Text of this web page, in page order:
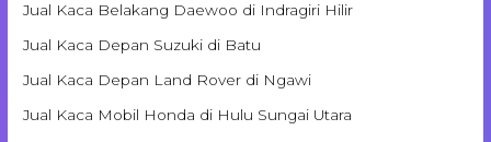
Jual Kaca Belakang Daewoo di Indragiri Hilir
Jual Kaca Depan Suzuki di Batu
Jual Kaca Depan Land Rover di Ngawi
Jual Kaca Mobil Honda di Hulu Sungai Utara